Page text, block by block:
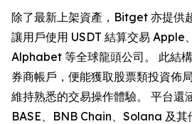
除了最新上架資產，Bitget 亦提供
讓用戶使用 USDT 結算交易 Apple
Alphabet 等全球龍頭公司。 此結
券商帳戶，便能獲取股票類投資佈
維持熟悉的交易操作體驗。 平台還
BASE、BNB Chain、Solana 及其